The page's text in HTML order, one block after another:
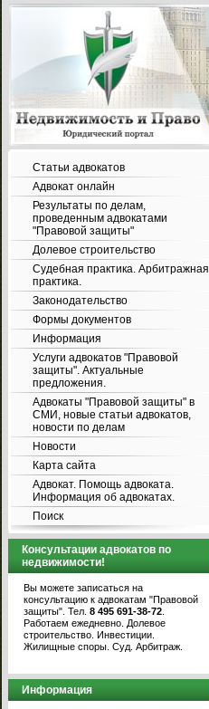
Статьи адвокатов
Адвокат онлайн
Результаты по делам,
проведенным адвокатами
"Правовой защиты"
Долевое строительство
Судебная практика. Арбитражная
практика.
Законодательство
Формы документов
Информация
Услуги адвокатов "Правовой
защиты". Актуальные
предложения.
Адвокаты "Правовой защиты" в
СМИ, новые статьи адвокатов,
новости по делам
Новости
Карта сайта
Адвокат. Помощь адвоката.
Информация об адвокатах.
Поиск
Консультации адвокатов по
недвижимости!
Вы можете записаться на
консультацию к адвокатам "Правовой
защиты". Тел. 8 495 691-38-72
Работаем ежедневно. Долевое
строительство. Инвестиции.
Жилищные споры. Суд. Арбитраж.
Информация